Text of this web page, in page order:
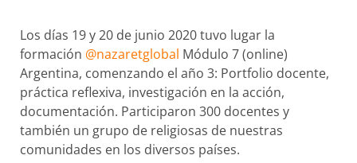
Los días 19 y 20 de junio 2020 tuvo lugar la
formación @nazaretglobal Módulo 7 (online)
Argentina, comenzando el año 3: Portfolio docente,
práctica reflexiva, investigación en la acción,
documentación. Participaron 300 docentes y
también un grupo de religiosas de nuestras
comunidades en los diversos países.